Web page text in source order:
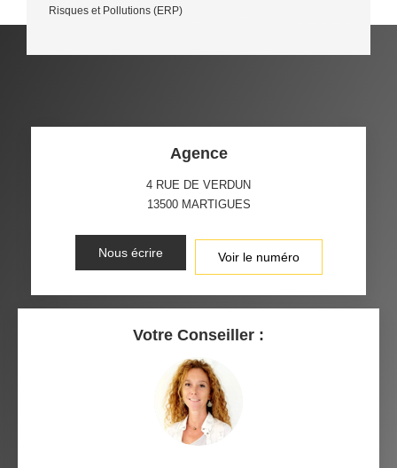
Risques et Pollutions (ERP)
Agence
4 RUE DE VERDUN
13500 MARTIGUES
Nous écrire Voir le numéro
Votre Conseiller :